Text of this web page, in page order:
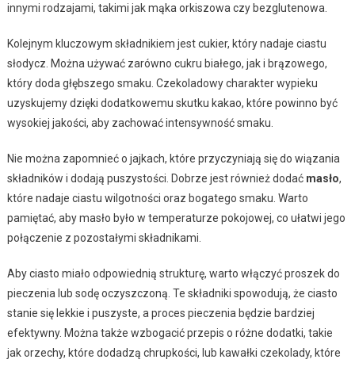
innymi rodzajami, takimi jak mąka orkiszowa czy bezglutenowa.
Kolejnym kluczowym składnikiem jest cukier, który nadaje ciastu
słodycz. Można używać zarówno cukru białego, jak i brązowego,
który doda głębszego smaku. Czekoladowy charakter wypieku
uzyskujemy dzięki dodatkowemu skutku kakao, które powinno być
wysokiej jakości, aby zachować intensywność smaku.
Nie można zapomnieć o jajkach, które przyczyniają się do wiązania
składników i dodają puszystości. Dobrze jest również dodać masło,
które nadaje ciastu wilgotności oraz bogatego smaku. Warto
pamiętać, aby masło było w temperaturze pokojowej, co ułatwi jego
połączenie z pozostałymi składnikami.
Aby ciasto miało odpowiednią strukturę, warto włączyć proszek do
pieczenia lub sodę oczyszczoną. Te składniki spowodują, że ciasto
stanie się lekkie i puszyste, a proces pieczenia będzie bardziej
efektywny. Można także wzbogacić przepis o różne dodatki, takie
jak orzechy, które dodadzą chrupkości, lub kawałki czekolady, które